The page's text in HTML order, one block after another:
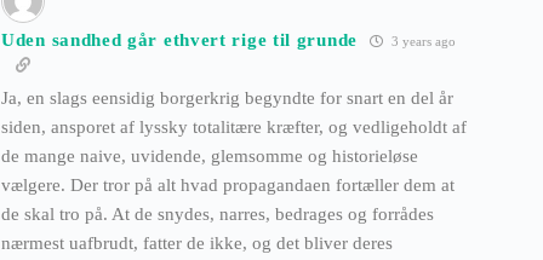
Uden sandhed går ethvert rige til grunde 3 years ago
Ja, en slags eensidig borgerkrig begyndte for snart en del år
siden, ansporet af lyssky totalitære kræfter, og vedligeholdt af
de mange naive, uvidende, glemsomme og historieløse
vælgere. Der tror på alt hvad propagandaen fortæller dem at
de skal tro på. At de snydes, narres, bedrages og forrådes
nærmest uafbrudt, fatter de ikke, og det bliver deres